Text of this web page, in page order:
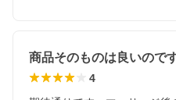
商品そのものは良いので
4